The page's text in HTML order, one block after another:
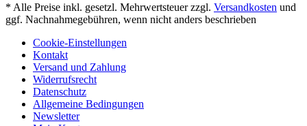
* Alle Preise inkl. gesetzl. Mehrwertsteuer zzgl. Versandkosten und
ggf. Nachnahmegebühren, wenn nicht anders beschrieben
Cookie-Einstellungen
Kontakt
Versand und Zahlung
Widerrufsrecht
Datenschutz
Allgemeine Bedingungen
Newsletter